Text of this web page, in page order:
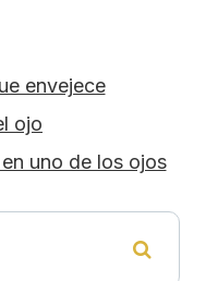
envejece
ojo
uno de los ojos